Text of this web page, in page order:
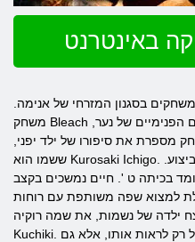
באינטרנט
בסגנון המזרחי של אנימה.
משחק Bleach באינטרנט יאפשר לך לדעת את החיים הפנימיים של נער,
מספרת את סיפורו של ילד יפני,
ששמו הוא Kurosaki Ichigo. מפניו של האיש הזה, ואתה תהיה ביצוע.
בכיתה ט '. חיים נמשכים בקצב
למצוא שפה משותפת עם רוחות
ילדה של נשמות, את שמה רוקיה
Kuchiki. היא הופתעה מכך שאיצ'יגו לא יכול רק לראות אותו, אלא גם